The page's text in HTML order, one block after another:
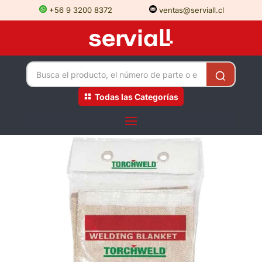
+56 9 3200 8372 ventas@serviall.cl
Todas las Categorías